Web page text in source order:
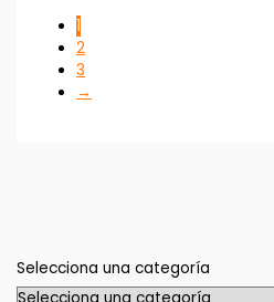
Selecciona una categoría
1
2
3
→